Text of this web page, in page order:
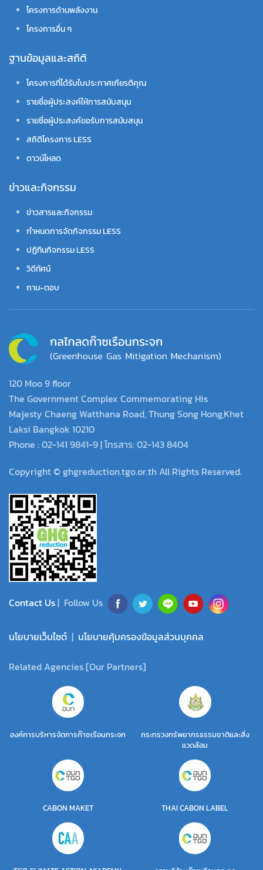
โครงการด้านพลังงาน
โครงการอื่น ๆ
ฐานข้อมูลและสถิติ
โครงการที่ได้รับใบประกาศเกียรติคุณ
รายชื่อผู้ประสงค์ให้การสนับสนุน
รายชื่อผู้ประสงค์ขอรับการสนับสนุน
สถิติโครงการ LESS
ดาวน์โหลด
ข่าวและกิจกรรม
ข่าวสารและกิจกรรม
กำหนดการจัดกิจกรรม LESS
ปฏิทินกิจกรรม LESS
วิดีทัศน์
ถาม-ตอบ
120 Moo 9 floor
The Government Complex Commemorating His
Majesty Chaeng Watthana Road, Thung Song Hong,Khet
Laksi Bangkok 10210
Phone : 02-141 9841-9 | โทรสาร: 02-143 8404
Copyright © ghgreduction.tgo.or.th All Rights Reserved.
Contact Us| Follow Us
นโยบายเว็บไซต์ | นโยบายคุ้มครองข้อมูลส่วนบุคคล
Related Agencies [Our Partners]
องค์การบริหารจัดการก๊าซเรือนกระจก
กระทรวงทรัพยากรธรรมชาติและสิ่ง
แวดล้อม
CABON MAKET THAI CABON LABEL